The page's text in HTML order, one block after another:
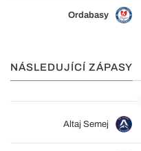
Ordabasy
NÁSLEDUJÍCÍ ZÁPASY
Altaj Semej